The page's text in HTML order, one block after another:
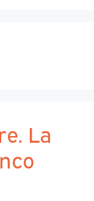
La